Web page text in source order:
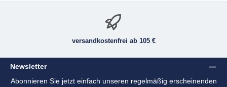
versandkostenfrei ab 105 €
Newsletter
Abonnieren Sie jetzt einfach unseren regelmäßig erscheinenden